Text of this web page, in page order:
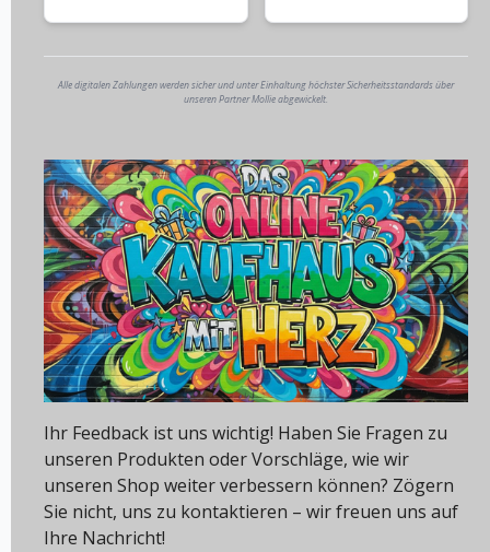
Alle digitalen Zahlungen werden sicher und unter Einhaltung höchster Sicherheitsstandards über
unseren Partner Mollie abgewickelt.
Ihr Feedback ist uns wichtig! Haben Sie Fragen zu
unseren Produkten oder Vorschläge, wie wir
unseren Shop weiter verbessern können? Zögern
Sie nicht, uns zu kontaktieren – wir freuen uns auf
Ihre Nachricht!